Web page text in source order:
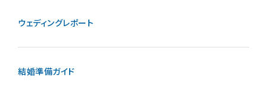
ウェディングレポート
結婚準備ガイド